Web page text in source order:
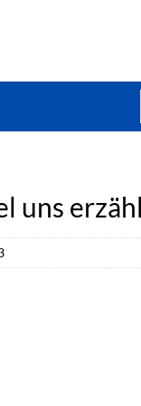
uns